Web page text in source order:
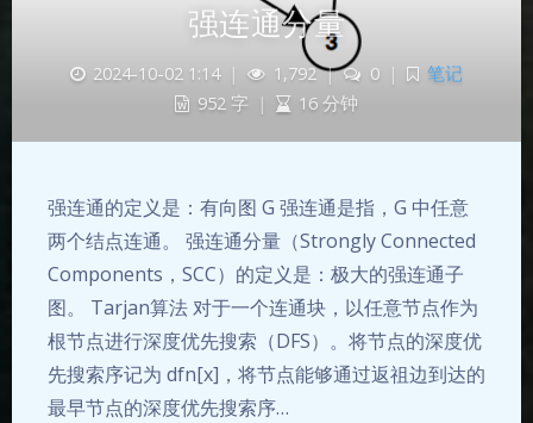
强连通分量
2024-10-02 1:14 | 1,792 | 0 |
笔记
952 字
| 16 分钟
强连通的定义是：有向图 G 强连通是指，G 中任意
两个结点连通。 强连通分量（Strongly Connected
Components，SCC）的定义是：极大的强连通子
图。 Tarjan算法 对于一个连通块，以任意节点作为
根节点进行深度优先搜索（DFS）。将节点的深度优
先搜索序记为 dfn[x]，将节点能够通过返祖边到达的
最早节点的深度优先搜索序…